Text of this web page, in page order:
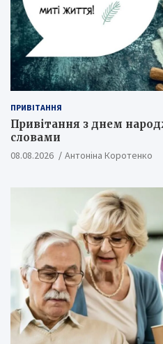
ПРИВІТАННЯ
Привітання з днем
словами
08.08.2026 Антоніна Коротенко